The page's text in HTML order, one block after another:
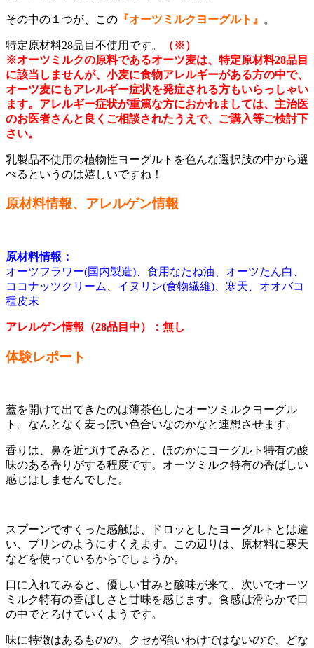
その中の１つが、この 『オーツミルクヨーグルト』 。
特定原材料28品目不使用です。
（※）
※オーツミルクの原料であるオーツ麦は、特定原材料28品目
に該当しませんが、小麦に食物アレルギーがある方の中で、
オーツ麦にもアレルギー症状を発症される方もいらっしゃい
ます。アレルギー症状が重篤な方におかれましては、主治医
のお医者さんと良くご相談されたうえで、ご購入等ご検討下
さい。
乳製品不使用の植物性ヨーグルトを色んな選択肢の中から選
べるというのは嬉しいですね！
原材料情報、アレルゲン情報
原材料情報：
オーツフラワー(国内製造)、食用なたね油、オーツたん白、
ココナッツクリーム、イヌリン(食物繊維)、寒天、オオバコ
種皮末
アレルゲン情報（28品目中）：無し
体験レポート
蓋を開けて出てきたのは薄茶色したオーツミルクヨーグル
ト。なんとなく麦っぽい色合いなのかなと連想させます。
香りは、鼻を近づけてみると、ほのかにヨーグルト特有の酸
味のある香りがする程度です。オーツミルク特有の香ばしい
感じはしませんでした。
スプーンですくった感触は、ドロッとしたヨーグルトとは違
い、プリンのようにすくえます。この辺りは、原材料に寒天
などを使っているからでしょうか。
口に入れてみると、優しい甘みと酸味が来て、次いでオーツ
ミルク特有の香ばしさと甘味を感じます。食感は滑らかで口
の中でとろけていくようです。
味に特徴はあるものの、クセが強いわけではないので、どな